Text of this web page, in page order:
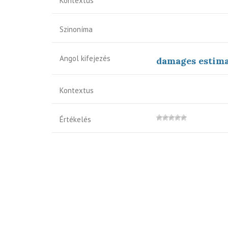
Szinoníma
Angol kifejezés damages
Kontextus
Értékelés